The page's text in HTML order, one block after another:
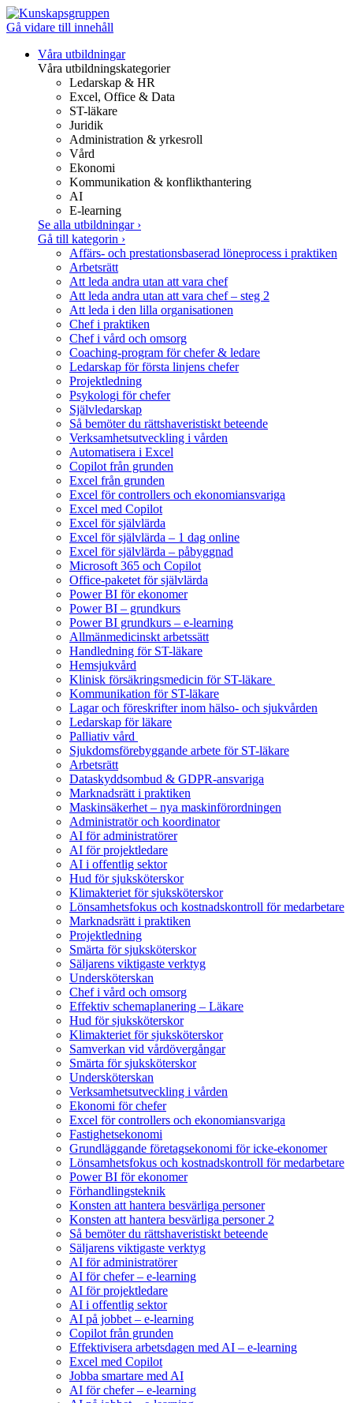
Gå vidare till innehåll
Våra utbildningar
Våra utbildningskategorier
Ledarskap & HR
Excel, Office & Data
ST-läkare
Juridik
Administration & yrkesroll
Vård
Ekonomi
Kommunikation & konflikthantering
AI
E-learning
Se alla utbildningar ›
Gå till kategorin ›
Affärs- och prestationsbaserad löneprocess i praktiken
Arbetsrätt
Att leda andra utan att vara chef
Att leda andra utan att vara chef – steg 2
Att leda i den lilla organisationen
Chef i praktiken
Chef i vård och omsorg
Coaching-program för chefer & ledare
Ledarskap för första linjens chefer
Projektledning
Psykologi för chefer
Självledarskap
Så bemöter du rättshaveristiskt beteende
Verksamhetsutveckling i vården
Automatisera i Excel
Copilot från grunden
Excel från grunden
Excel för controllers och ekonomiansvariga
Excel med Copilot
Excel för självlärda
Excel för självlärda – 1 dag online
Excel för självlärda – påbyggnad
Microsoft 365 och Copilot
Office-paketet för självlärda
Power BI för ekonomer
Power BI – grundkurs
Power BI grundkurs – e-learning
Allmänmedicinskt arbetssätt
Handledning för ST-läkare
Hemsjukvård
Klinisk försäkringsmedicin för ST-läkare
Kommunikation för ST-läkare
Lagar och föreskrifter inom hälso- och sjukvården
Ledarskap för läkare
Palliativ vård
Sjukdomsförebyggande arbete för ST-läkare
Arbetsrätt
Dataskyddsombud & GDPR-ansvariga
Marknadsrätt i praktiken
Maskinsäkerhet – nya maskinförordningen
Administratör och koordinator
AI för administratörer
AI för projektledare
AI i offentlig sektor
Hud för sjuksköterskor
Klimakteriet för sjuksköterskor
Lönsamhetsfokus och kostnadskontroll för medarbetare
Marknadsrätt i praktiken
Projektledning
Smärta för sjuksköterskor
Säljarens viktigaste verktyg
Undersköterskan
Chef i vård och omsorg
Effektiv schemaplanering – Läkare
Hud för sjuksköterskor
Klimakteriet för sjuksköterskor
Samverkan vid vårdövergångar
Smärta för sjuksköterskor
Undersköterskan
Verksamhetsutveckling i vården
Ekonomi för chefer
Excel för controllers och ekonomiansvariga
Fastighetsekonomi
Grundläggande företagsekonomi för icke-ekonomer
Lönsamhetsfokus och kostnadskontroll för medarbetare
Power BI för ekonomer
Förhandlingsteknik
Konsten att hantera besvärliga personer
Konsten att hantera besvärliga personer 2
Så bemöter du rättshaveristiskt beteende
Säljarens viktigaste verktyg
AI för administratörer
AI för chefer – e-learning
AI för projektledare
AI i offentlig sektor
AI på jobbet – e-learning
Copilot från grunden
Effektivisera arbetsdagen med AI – e-learning
Excel med Copilot
Jobba smartare med AI
AI för chefer – e-learning